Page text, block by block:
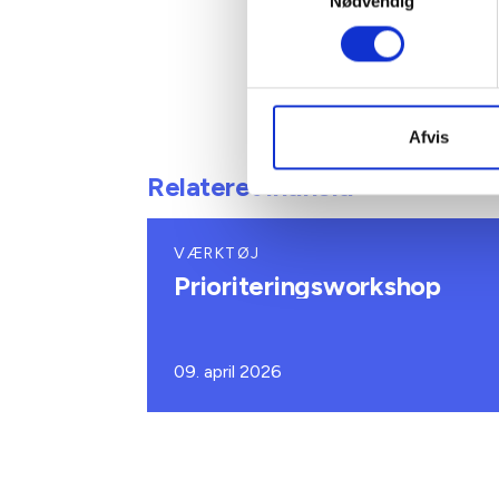
Afvis
og låne
Relateret indhold
VÆRKTØJ
Prioriteringsworkshop
09. april 2026